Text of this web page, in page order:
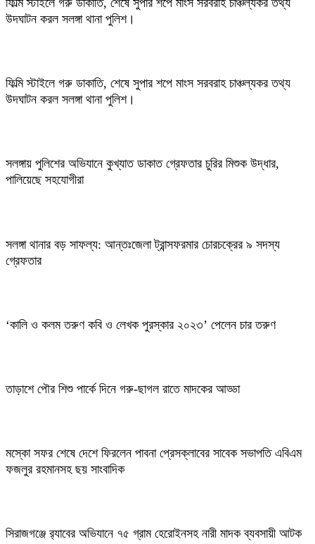
উদঘাটন করল সলঙ্গা থানা পুলিশ।
ফিল্মি স্টাইলে গরু ডাকাতি, শেষে সুপার শপে মাংস সরবরাহ চাঞ্চল্যকর তথ্য
উদঘাটন করল সলঙ্গা থানা পুলিশ।
সলঙ্গায় পুলিশের অভিযানে কুখ্যাত ডাকাত গ্রেফতার চুরির মিশুক উদ্ধার,
পালিয়েছে সহযোগীরা
সলঙ্গা থানার বড় সাফল্য: আন্তঃজেলা ট্রান্সফরমার চোরচক্রের ৯ সদস্য
গ্রেফতার
‘কালি ও কলম তরুণ কবি ও লেখক পুরস্কার ২০২৩’ পেলেন চার তরুণ
তাড়াশে পৌর শিশু পার্কে দিনে গরু-ছাগল রাতে মাদকের আড্ডা
মস্কো সফর শেষে দেশে ফিরলেন পাবনা প্রেসক্লাবের সাবেক সভাপতি এবিএম
ফজলুর রহমানসহ ছয় সাংবাদিক
সিরাজগঞ্জে র‌্যাবের অভিযানে ৭৫ গ্রাম হেরোইনসহ নারী মাদক ব্যবসায়ী আটক